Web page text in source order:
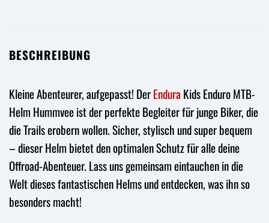
BESCHREIBUNG
Kleine Abenteurer, aufgepasst! DerEndura Kids Enduro MTB-
Helm Hummvee ist der perfekte Begleiter für junge Biker, die
die Trails erobern wollen. Sicher, stylisch und super bequem
– dieser Helm bietet den optimalen Schutz für alle deine
Offroad-Abenteuer. Lass uns gemeinsam eintauchen in die
Welt dieses fantastischen Helms und entdecken, was ihn so
besonders macht!